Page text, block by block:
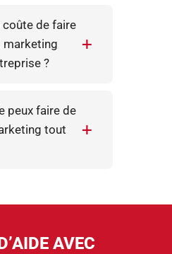
coûte de faire
marketing
?
peux faire de
tout
AVEC